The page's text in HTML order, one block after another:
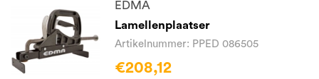
EDMA
Lamellenplaatser
Artikelnummer: PPED 086505
€208,12